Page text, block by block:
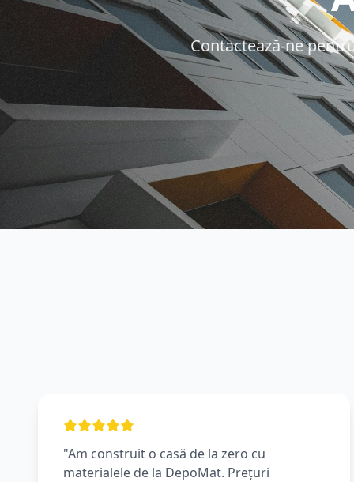
Contactează-ne
"Am construit o casă de la zero cu
materialele de la DepoMat. Prețuri